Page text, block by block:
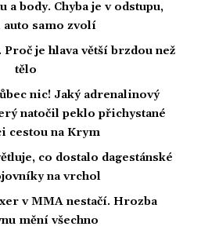
a body. Chyba je v odstupu,
samo zvolí
Proč je hlava větší brzdou než
tělo
nic! Jaký adrenalinový
natočil peklo přichystané
cestou na Krym
co dostalo dagestánské
na vrchol
v MMA nestačí. Hrozba
mění všechno